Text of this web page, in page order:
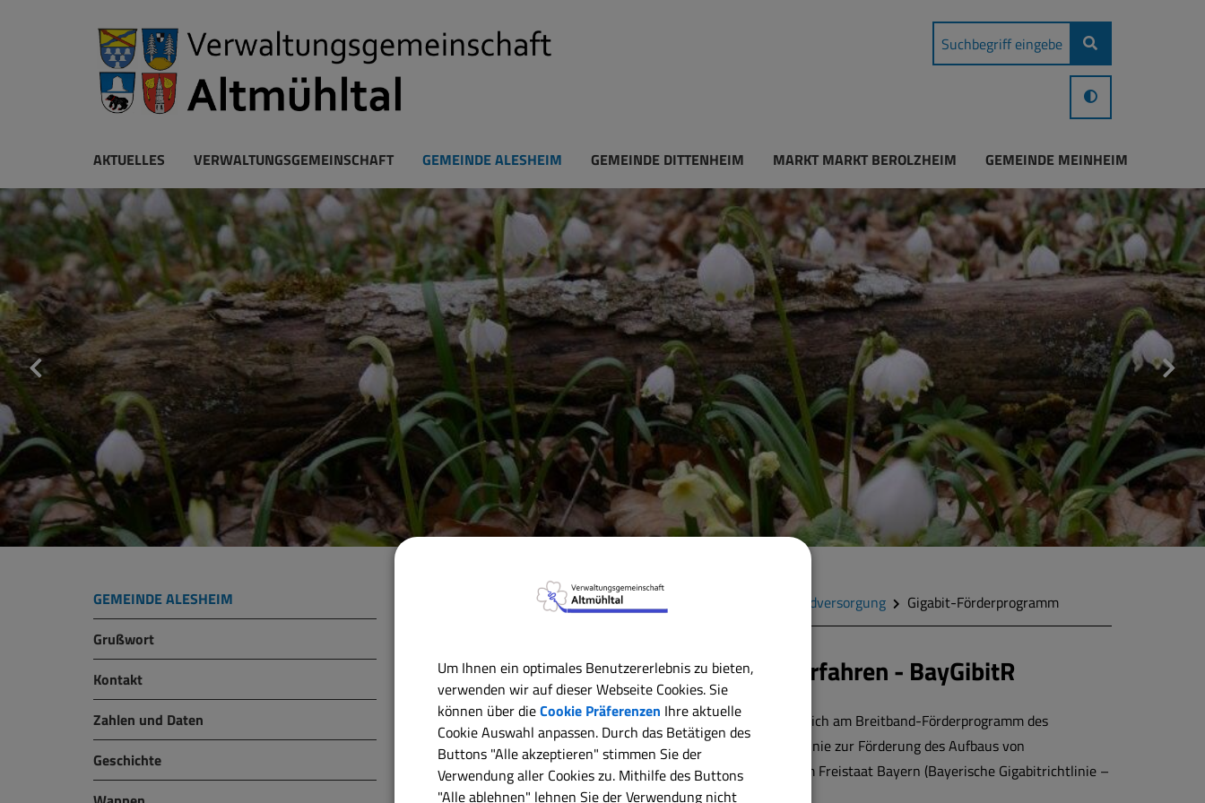
AKTUELLES VERWALTUNGSGEMEINSCHAFT GEMEINDE ALESHEIM GEMEINDE DITTENHEIM MARKT MARKT BEROLZHEIM GEMEINDE MEINHEIM
GEMEINDE ALESHEIM
Grußwort
Kontakt
Zahlen und Daten
Geschichte
Verwaltungsgemeinschaft Gemeinde Alesheim Breitbandversorgung Gigabit-Förderprogramm
Breitband Förderverfahren - BayGibitR
Die Gemeinde Alesheim beteiligt sich am Breitband-Förderprogramm des
Freistaates Bayern gemäß "Richtlinie zur Förderung des Aufbaus von
gigabitfähigen Breitbandnetzen im Freistaat Bayern (Bayerische Gigabitrichtlinie –
BayGibitR)".
Um Ihnen ein optimales Benutzererlebnis zu bieten,
verwenden wir auf dieser Webseite Cookies. Sie
können über dieCookie Präferenzen Ihre aktuelle
Cookie Auswahl anpassen. Durch das Betätigen des
Buttons "Alle akzeptieren" stimmen Sie der
Verwendung aller Cookies zu. Mithilfe des Buttons
"Alle ablehnen" lehnen Sie der Verwendung nicht